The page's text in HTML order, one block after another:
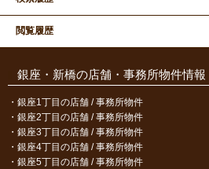
閲覧履歴
銀座・新橋の店舗・事務所物件情報
銀座1丁目の店舗 / 事務所物件
銀座2丁目の店舗 / 事務所物件
銀座3丁目の店舗 / 事務所物件
銀座4丁目の店舗 / 事務所物件
銀座5丁目の店舗 / 事務所物件